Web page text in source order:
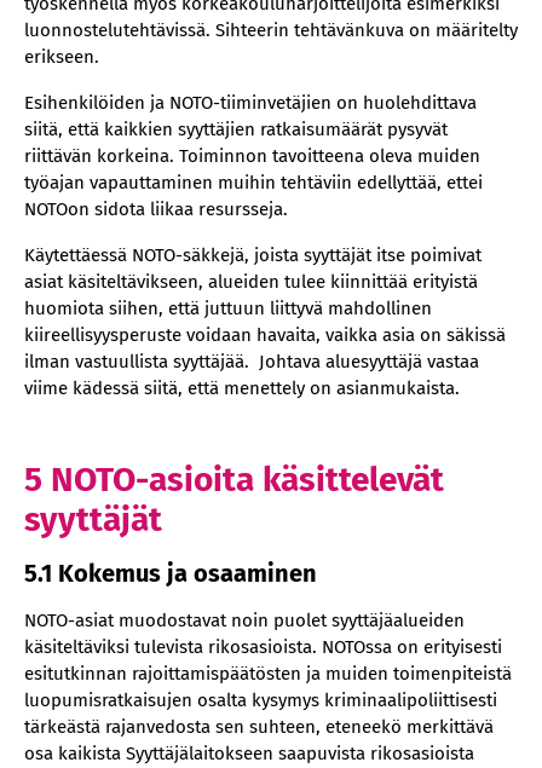
luonnostelutehtävissä. Sihteerin tehtävänkuva on määritelty
erikseen.
Esihenkilöiden ja NOTO-tiiminvetäjien on huolehdittava
siitä, että kaikkien syyttäjien ratkaisumäärät pysyvät
riittävän korkeina. Toiminnon tavoitteena oleva muiden
työajan vapauttaminen muihin tehtäviin edellyttää, ettei
NOTOon sidota liikaa resursseja.
Käytettäessä NOTO-säkkejä, joista syyttäjät itse poimivat
asiat käsiteltävikseen, alueiden tulee kiinnittää erityistä
huomiota siihen, että juttuun liittyvä mahdollinen
kiireellisyysperuste voidaan havaita, vaikka asia on säkissä
ilman vastuullista syyttäjää. Johtava aluesyyttäjä vastaa
viime kädessä siitä, että menettely on asianmukaista.
5 NOTO-asioita käsittelevät
syyttäjät
5.1 Kokemus ja osaaminen
NOTO-asiat muodostavat noin puolet syyttäjäalueiden
käsiteltäviksi tulevista rikosasioista. NOTOssa on erityisesti
esitutkinnan rajoittamispäätösten ja muiden toimenpiteistä
luopumisratkaisujen osalta kysymys kriminaalipoliittisesti
tärkeästä rajanvedosta sen suhteen, eteneekö merkittävä
osa kaikista Syyttäjälaitokseen saapuvista rikosasioista